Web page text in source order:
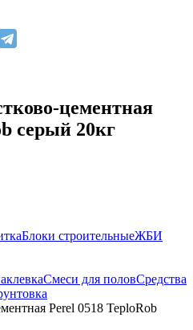
цементная
серый 20кг
Блоки строительныеЖБИ
Смеси для половСредства
Perel 0518 TeploRob